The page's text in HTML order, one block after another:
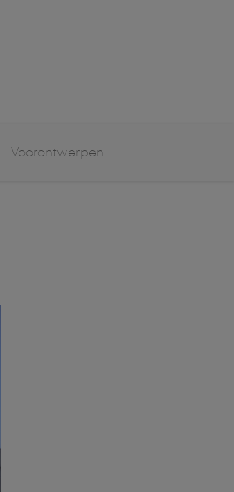
Voorontwerpen